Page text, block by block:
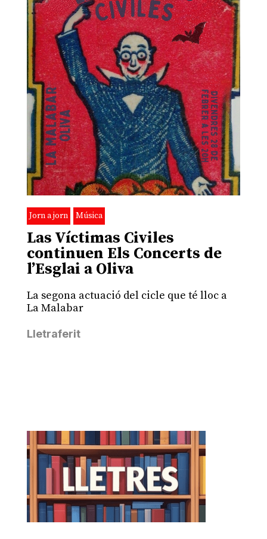
Jorn a jorn Música
Las Víctimas Civiles
continuen Els Concerts de
l’Esglai a Oliva
La segona actuació del cicle que té lloc a
La Malabar
Lletraferit